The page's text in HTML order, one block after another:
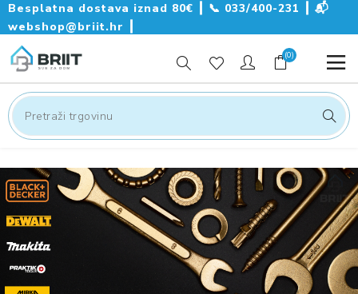
Besplatna dostava iznad 80€ ┃ 📞 033/400-231
📬
webshop@briit.hr
(0)